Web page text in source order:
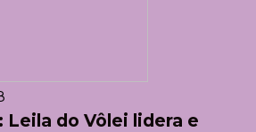
Leila do Vôlei lidera e